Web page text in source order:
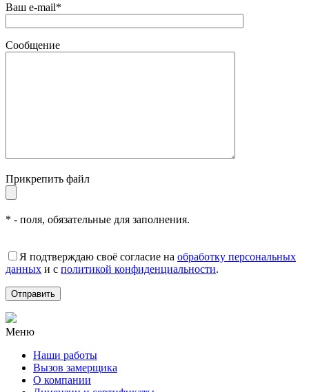
Ваш e-mail*
Сообщение
Прикрепить файл
* - поля, обязательные для заполнения.
Я подтверждаю своё согласие на обработку персональных
данных и с политикой конфиденциальности.
Меню
Наши работы
Вызов замерщика
О компании